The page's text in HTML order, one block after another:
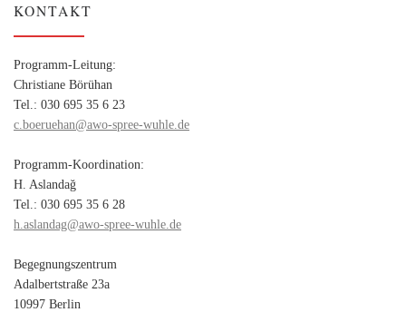
KONTAKT
Programm-Leitung:
Christiane Börühan
Tel.: 030 695 35 6 23
c.boeruehan@awo-spree-wuhle.de
Programm-Koordination:
H. Aslandağ
Tel.: 030 695 35 6 28
h.aslandag@awo-spree-wuhle.de
Begegnungszentrum
Adalbertstraße 23a
10997 Berlin